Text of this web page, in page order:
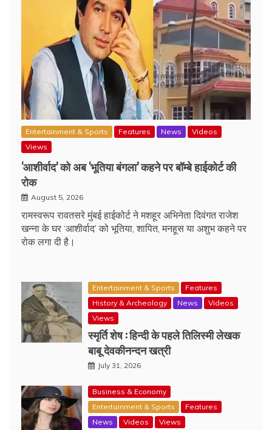
Entertainment & Sports Features News
Videos
Views
‘आशीर्वाद’ को अब ‘भूतिया बंगला’ कहने पर बॉम्बे हाईकोर्ट की
रोक
August 5, 2026
रामस्वरूप रावतसरे मुंबई हाईकोर्ट ने मशहूर अभिनेता दिवंगत राजेश
खन्ना के घर ‘आशीर्वाद’ को भूतिया, शापित, मनहूस या अशुभ कहने पर
रोक लगा दी है।
Entertainment & Sports
Features
History & Archeology
News
Videos
Views
स्मृर्ति शेष : हिन्दी के पहले तिलिस्मी लेखक
बाबू देवकीनन्दन खत्री
July 31, 2026
Business & Economy
Entertainment & Sports
Features
News
Videos Views